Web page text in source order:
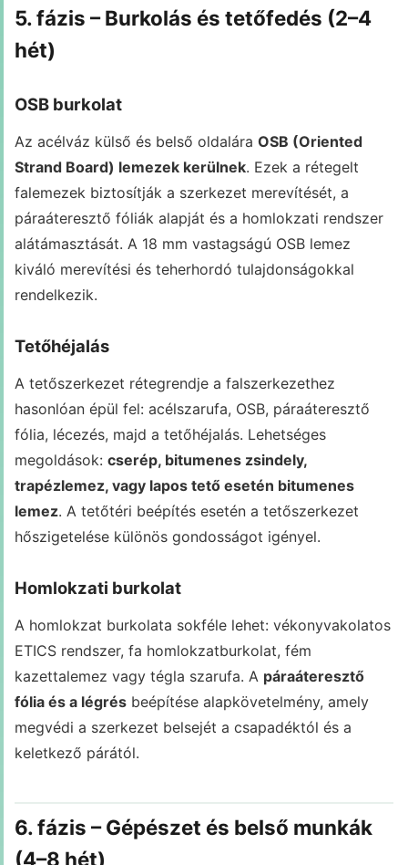
5. fázis – Burkolás és tetőfedés (2–4
hét)
OSB burkolat
Az acélváz külső és belső oldalára OSB (Oriented
Strand Board) lemezek kerülnek. Ezek a rétegelt
falemezek biztosítják a szerkezet merevítését, a
páraáteresztő fóliák alapját és a homlokzati rendszer
alátámasztását. A 18 mm vastagságú OSB lemez
kiváló merevítési és teherhordó tulajdonságokkal
rendelkezik.
Tetőhéjalás
A tetőszerkezet rétegrendje a falszerkezethez
hasonlóan épül fel: acélszarufa, OSB, páraáteresztő
fólia, lécezés, majd a tetőhéjalás. Lehetséges
megoldások: cserép, bitumenes zsindely,
trapézlemez, vagy lapos tető esetén bitumenes
lemez. A tetőtéri beépítés esetén a tetőszerkezet
hőszigetelése különös gondosságot igényel.
Homlokzati burkolat
A homlokzat burkolata sokféle lehet: vékonyvakolatos
ETICS rendszer, fa homlokzatburkolat, fém
kazettalemez vagy tégla szarufa. A páraáteresztő
fólia és a légrés beépítése alapkövetelmény, amely
megvédi a szerkezet belsejét a csapadéktól és a
keletkező párától.
6. fázis – Gépészet és belső munkák
(4–8 hét)